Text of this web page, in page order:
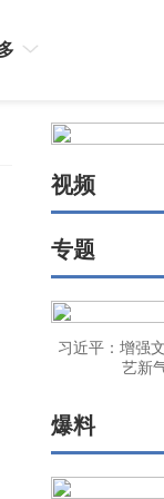
视频
专题
习近平：增强
艺新
爆料